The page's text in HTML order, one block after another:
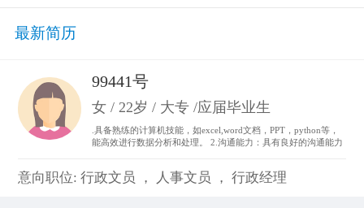
最新简历
99441号
女 / 22岁 / 大专 /应届毕业生
.具备熟练的计算机技能，如excel,word文档，PPT，python等，
能高效进行数据分析和处理。 2.沟通能力：具有良好的沟通能力
度参与”为行动准则。。
意向职位: 行政文员 ， 人事文员 ， 行政经理